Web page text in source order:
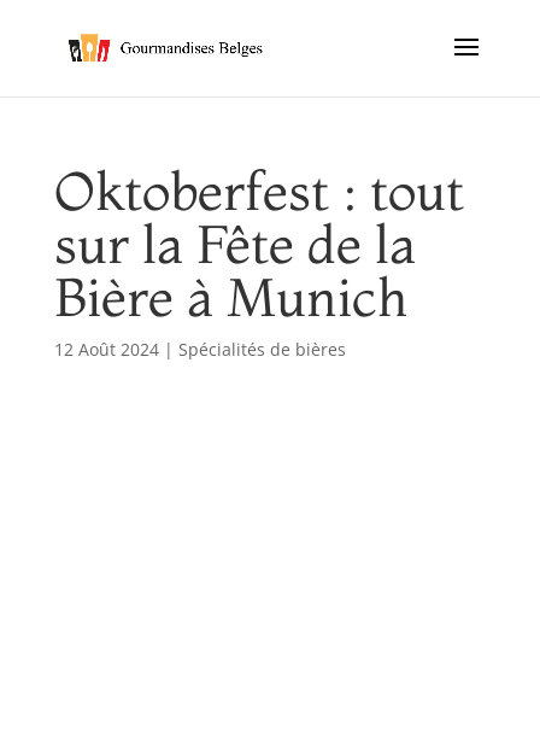
Oktoberfest : tout
sur la Fête de la
Bière à Munich
12 Août 2024| Spécialités de bières